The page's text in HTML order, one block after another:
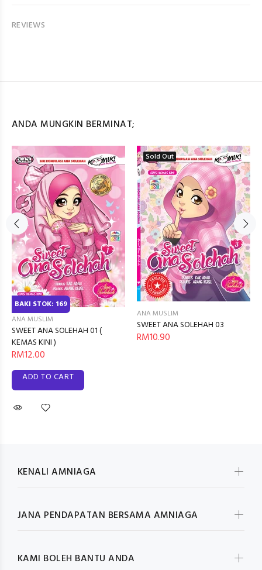
REVIEWS
ANDA MUNGKIN BERMINAT;
BAKI STOK: 169
ANA MUSLIM
SWEET ANA SOLEHAH 01 (
KEMAS KINI )
RM12.00
ADD TO CART
Sold Out
ANA MUSLIM
SWEET ANA SOLEHAH 03
RM10.90
KENALI AMNIAGA
JANA PENDAPATAN BERSAMA AMNIAGA
KAMI BOLEH BANTU ANDA